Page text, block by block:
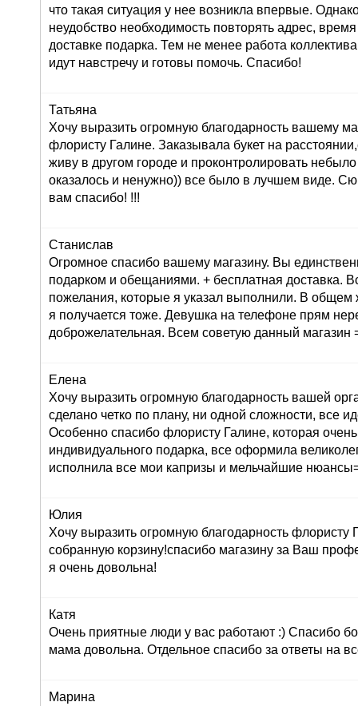
что такая ситуация у нее возникла впервые.
неудобство необходимость повторять адрес,
доставке подарка. Тем не менее работа
идут навстречу и готовы помочь. Спасибо!
Татьяна
Хочу выразить огромную благодарность вашему
флористу Галине. Заказывала букет на
живу в другом городе и проконтролировать
оказалось и ненужно)) все было в лучшем виде.
вам спасибо! !!!
Станислав
Огромное спасибо вашему магазину. Вы
подарком и обещаниями. + бесплатная доставка.
пожелания, которые я указал выполнили. В общем
я получается тоже. Девушка на телефоне прям
доброжелательная. Всем советую данный магазин
Елена
Хочу выразить огромную благодарность вашей
сделано четко по плану, ни одной сложности, все
Особенно спасибо флористу Галине, которая
индивидуального подарка, все оформила
исполнила все мои капризы и мельчайшие
Юлия
Хочу выразить огромную благодарность флористу
собранную корзину!спасибо магазину за Ваш
я очень довольна!
Катя
Очень приятные люди у вас работают :) Спасибо
мама довольна. Отдельное спасибо за ответы на
Марина